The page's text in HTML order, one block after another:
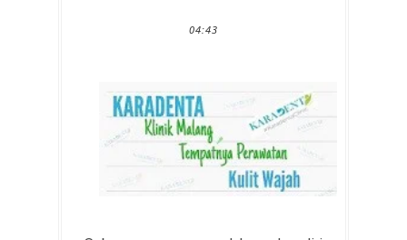
04:43